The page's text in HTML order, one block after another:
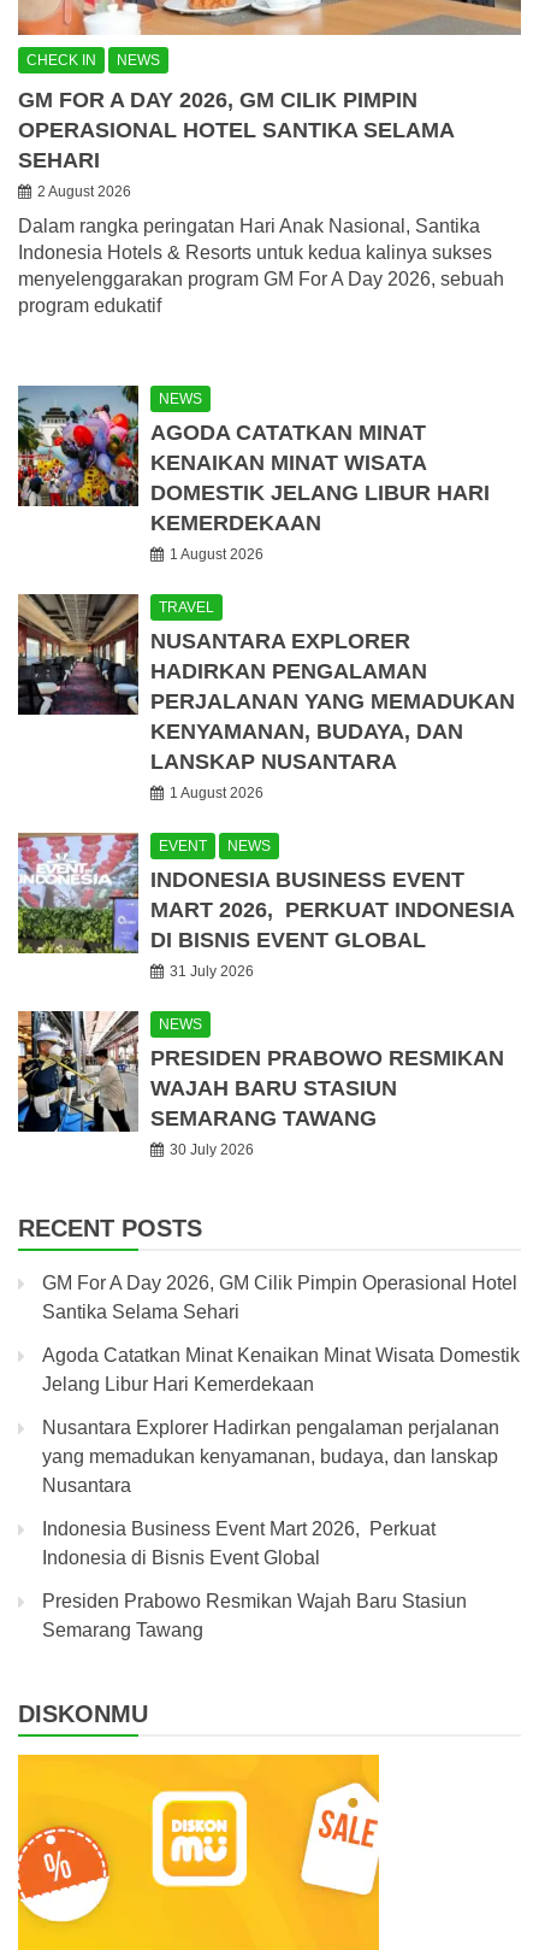
CHECK IN NEWS
GM FOR A DAY 2026, GM CILIK PIMPIN
OPERASIONAL HOTEL SANTIKA SELAMA
SEHARI
2 August 2026
Dalam rangka peringatan Hari Anak Nasional, Santika
Indonesia Hotels & Resorts untuk kedua kalinya sukses
menyelenggarakan program GM For A Day 2026, sebuah
program edukatif
NEWS
AGODA CATATKAN MINAT
KENAIKAN MINAT WISATA
DOMESTIK JELANG LIBUR HARI
KEMERDEKAAN
1 August 2026
TRAVEL
NUSANTARA EXPLORER
HADIRKAN PENGALAMAN
PERJALANAN YANG MEMADUKAN
KENYAMANAN, BUDAYA, DAN
LANSKAP NUSANTARA
1 August 2026
EVENT NEWS
INDONESIA BUSINESS EVENT
MART 2026, PERKUAT INDONESIA
DI BISNIS EVENT GLOBAL
31 July 2026
NEWS
PRESIDEN PRABOWO RESMIKAN
WAJAH BARU STASIUN
SEMARANG TAWANG
30 July 2026
RECENT POSTS
GM For A Day 2026, GM Cilik Pimpin Operasional Hotel
Santika Selama Sehari
Agoda Catatkan Minat Kenaikan Minat Wisata Domestik
Jelang Libur Hari Kemerdekaan
Nusantara Explorer Hadirkan pengalaman perjalanan
yang memadukan kenyamanan, budaya, dan lanskap
Nusantara
Indonesia Business Event Mart 2026, Perkuat
Indonesia di Bisnis Event Global
Presiden Prabowo Resmikan Wajah Baru Stasiun
Semarang Tawang
DISKONMU